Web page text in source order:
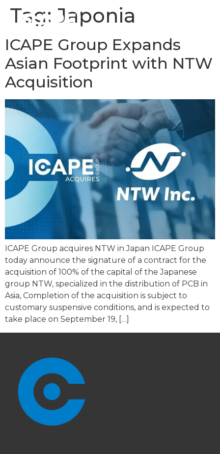
Tag: Japonia
ICAPE Group Expands
Asian Footprint with NTW
Acquisition
ICAPE Group acquires NTW in Japan ICAPE Group
today announce the signature of a contract for the
acquisition of 100% of the capital of the Japanese
group NTW, specialized in the distribution of PCB in
Asia, Completion of the acquisition is subject to
customary suspensive conditions, and is expected to
take place on September 19, […]